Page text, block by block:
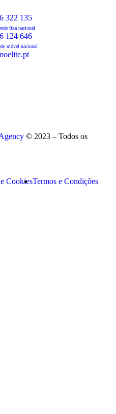
322 135
fixa nacional
124 646
móvel nacional
© 2023 – Todos os
CookiesTermos e Condições